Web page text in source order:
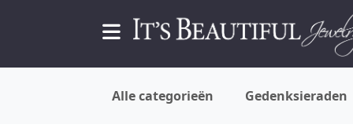
Alle categorieën Gedenksieraden